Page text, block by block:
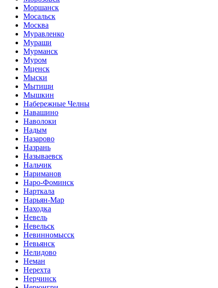
Моршанск
Мосальск
Москва
Муравленко
Мураши
Мурманск
Муром
Мценск
Мыски
Мытищи
Мышкин
Набережные Челны
Навашино
Наволоки
Надым
Назарово
Назрань
Называевск
Нальчик
Нариманов
Наро-Фоминск
Нарткала
Нарьян-Мар
Находка
Невель
Невельск
Невинномысск
Невьянск
Нелидово
Неман
Нерехта
Нерчинск